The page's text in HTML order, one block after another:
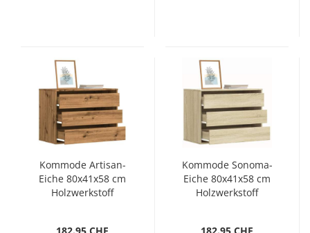
Kommode Artisan-
Eiche 80x41x58 cm
Holzwerkstoff
Kommode Sonoma-
Eiche 80x41x58 cm
Holzwerkstoff